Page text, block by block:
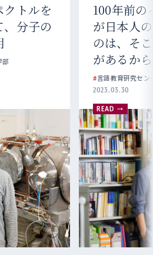
トルを
分子の
部
100年前の
が日本人
のは、そ
があるから
#言語教育研究セン
2023.03.30
READ